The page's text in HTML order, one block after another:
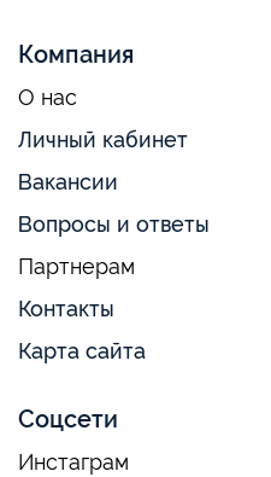
Компания
О нас
Личный кабинет
Вакансии
Вопросы и ответы
Партнерам
Контакты
Карта сайта
Соцсети
Инстаграм